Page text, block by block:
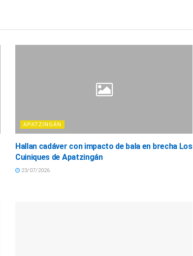
APATZINGÁN
Hallan cadáver con impacto de bala en brecha Los
Cuiniques de Apatzingán
23/07/2026